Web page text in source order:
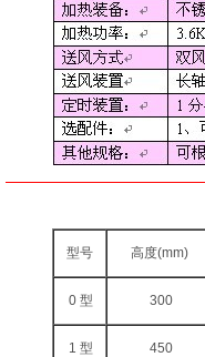
型号 高度(mm)
0 型 300
1 型 450